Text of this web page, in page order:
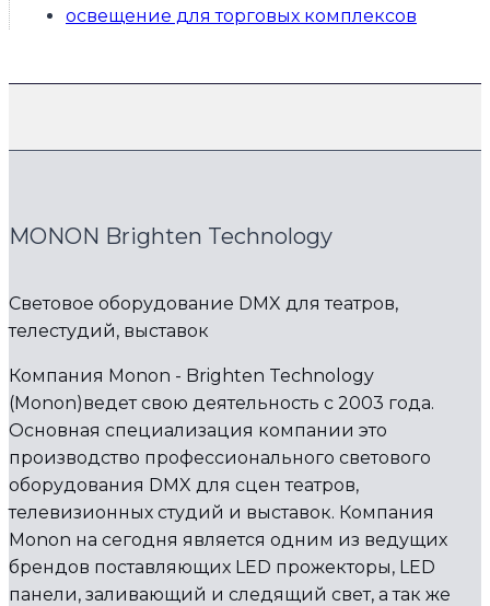
освещение для торговых комплексов
MONON Brighten Technology
Световое оборудование DMX для театров,
телестудий, выставок
Компания Monon - Brighten Technology
(Monon)ведет свою деятельность с 2003 года.
Основная специализация компании это
производство профессионального светового
оборудования DMX для сцен театров,
телевизионных студий и выставок. Компания
Monon на сегодня является одним из ведущих
брендов поставляющих LED прожекторы, LED
панели, заливающий и следящий свет, а так же